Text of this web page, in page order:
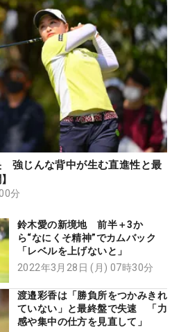
強じんな背中が生む直進性と最
分
鈴木愛の新境地 前半＋3か
ら“なにくそ精神”でカムバック
「レベルを上げないと」
2022年3月28日 (月) 07時30分
渡邉彩香は「勝負所をつかみきれ
ていない」と最終盤で失速 「力
感や集中の仕方を見直して」